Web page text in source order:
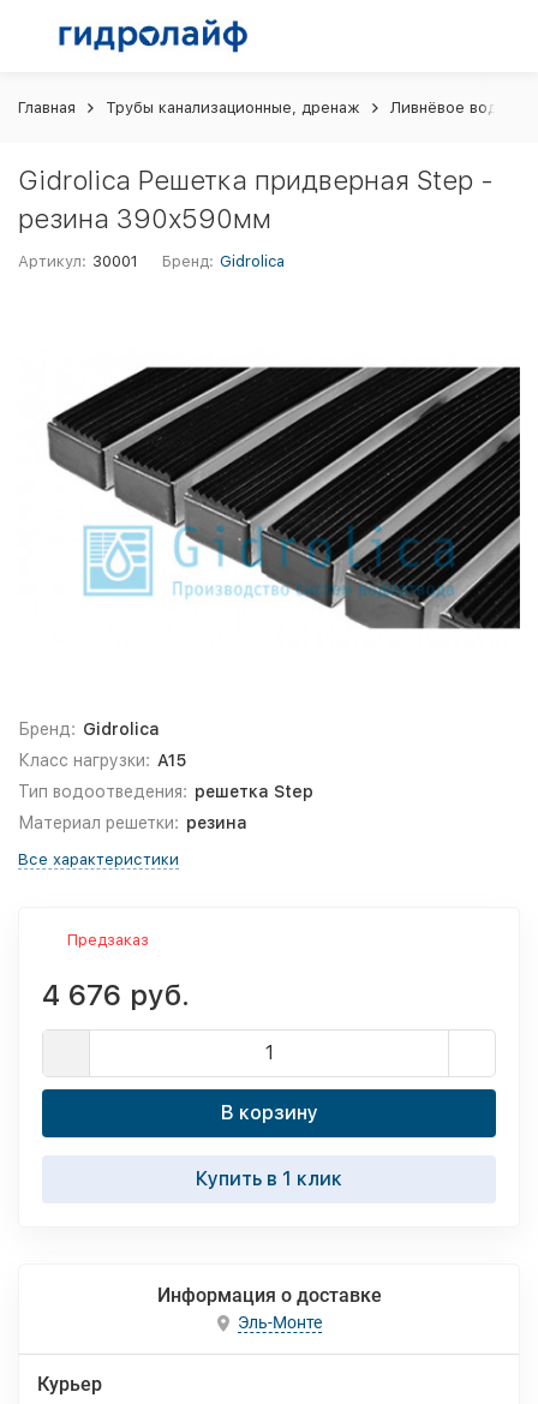
Главная Трубы канализационные, дренаж Ливнёвое
Gidrolica Решетка придверная Step -
резина 390х590мм
Артикул: 30001 Бренд: Gidrolica
Бренд: Gidrolica
Класс нагрузки: A15
Тип водоотведения: решетка Step
Материал решетки: резина
Все характеристики
Предзаказ
4 676 руб.
В корзину
Купить в 1 клик
Информация о доставке
Эль-Монте
Курьер